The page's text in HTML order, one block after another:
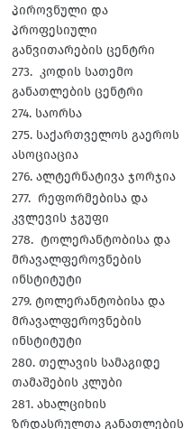
პიროვნული და
პროფესიული
განვითარების ცენტრი
273. კოდის სათემო
განათლების ცენტრი
274. საორსა
275. საქართველოს გაეროს
ასოციაცია
276. ალტერნატივა ჯორჯია
277. რეფორმებისა და
კვლევის ჯგუფი
278. ტოლერანტობისა და
მრავალფეროვნების
ინსტიტუტი
279. ტოლერანტობისა და
მრავალფეროვნების
ინსტიტუტი
280. თელავის სამაგიდე
თამაშების კლუბი
281. ახალციხის
ზრდასრულთა განათლების